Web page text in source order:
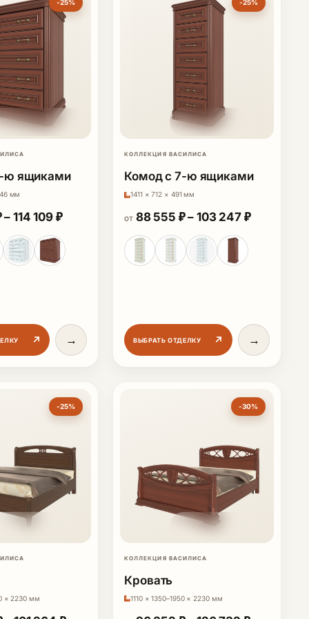
₽ – 104 054 ₽
-25%
ю ящиками
мм
– 114 109 ₽Диапазон цен: 97 296 ₽ – 114 109 ₽
↗ →
-25%
КОЛЛЕКЦИЯ ВАСИЛИСА
Комод с 7-ю ящиками
1411 × 712 × 491 мм
ОТ 88 555 ₽– 103 247 ₽Диапазон
ВЫБРАТЬ ОТДЕЛКУ ↗ →
-25%
× 2230 мм
-30%
КОЛЛЕКЦИЯ ВАСИЛИСА
Кровать
1110 × 1350–1950 × 2230 мм